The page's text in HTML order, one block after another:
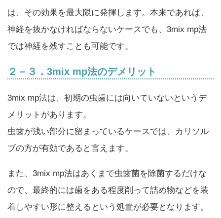
は、その効果を最大限に発揮します。本来であれば、
神経を抜かなければならないケースでも、3mix mp法
では神経を残すことも可能です。
２－３．3mix mp法のデメリット
3mix mp法は、初期の虫歯には向いていないというデ
メリットがあります。
虫歯が浅い部分に留まっているケースでは、カリソル
ブの方が有効であると言えます。
また、3mix mp法はあくまで虫歯菌を除菌するだけな
ので、最終的には歯をある程度削って詰め物などを装
着しやすい形に整えるという処置が必要となります。